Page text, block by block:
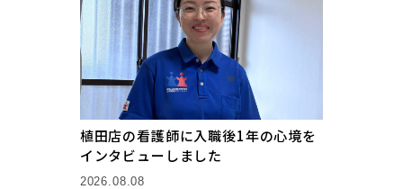
植田店の看護師に入職後1年の心境を
インタビューしました
2026.08.08